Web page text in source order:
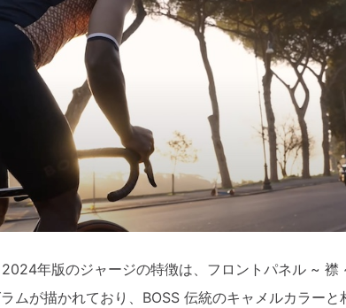
年版のジャージの特徴は、フロントパネル ~ 襟
ムが描かれており、BOSS 伝統のキャメルカラーと